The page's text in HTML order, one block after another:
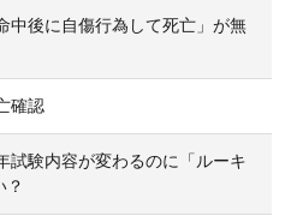
中後に自傷行為して死亡」が無
確認
試験内容が変わるのに「ルーキ
？